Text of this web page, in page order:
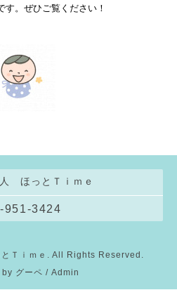
す。ぜひご覧ください！
ほっとＴｉｍｅ
951-3424
Ｔｉｍｅ . All Rights Reserved.
by グーペ / Admin